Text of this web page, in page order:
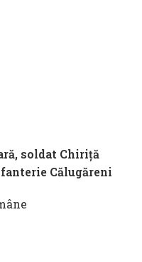
soldat Chiriță
Călugăreni